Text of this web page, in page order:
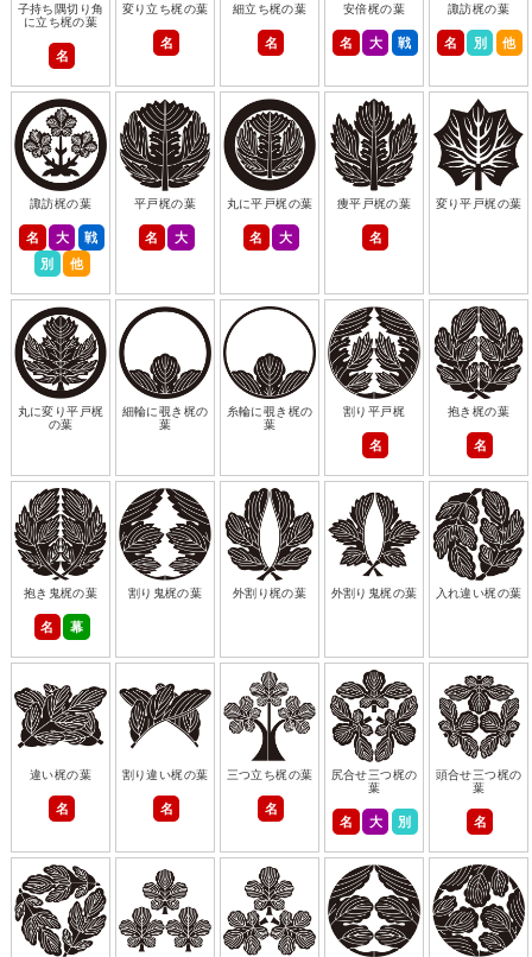
子持ち隅切り角
に立ち梶の葉
名
変り立ち梶の葉
名
細立ち梶の葉
名
安倍梶の葉
名 大 戦
諏訪梶の葉
名 別 他
諏訪梶の葉
名 大
戦
別
他
平戸梶の葉
名 大
丸に平戸梶の葉
名 大
痩平戸梶の葉
名
変り平戸梶の葉
丸に変り平戸梶
の葉
細輪に覗き梶の
葉
糸輪に覗き梶の
葉
割り平戸梶
名
抱き梶の葉
名
抱き鬼梶の葉
名 幕
割り鬼梶の葉 外割り梶の葉 外割り鬼梶の葉 入れ違い梶の葉
違い梶の葉
名
割り違い梶の葉
名
三つ立ち梶の葉
名
尻合せ三つ梶の
葉
名 大 別
頭合せ三つ梶の
葉
名